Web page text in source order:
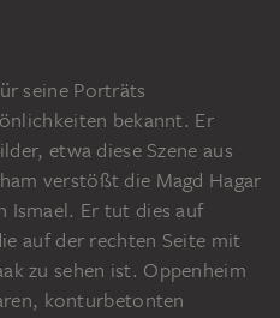
seine Porträts
bekannt. Er
etwa diese Szene aus
verstößt die Magd Hagar
Ismael. Er tut dies auf
auf der rechten Seite mit
zu sehen ist. Oppenheim
konturbetonten